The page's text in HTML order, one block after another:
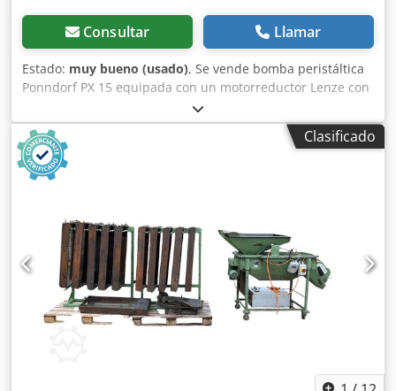
Consultar Llamar
Estado: muy bueno (usado), Se vende bomba peristáltica
Ponndorf PX 15 equipada con un motorreductor Lenze con
control de velocidad variable. Esta bomba está diseñada
para el transporte y dosificación precisos de líquidos,
donde el medio solo entra en contacto con la manguera de
trabajo flexible. Esta solución garantiza el bombeo seguro
de sustancias agresivas, densas y que contienen partículas
acero robusta y se vende como un conjunto completo con
el motorreductor. El estado visual corresponde a las fotos:
presenta los signos normales de uso. Datos técnicos:
Fabricante de la bomba: Ponndorf Handelsgesellschaft
mbH Modelo: PX 15 Número de serie: 3284 Tipo de bomba:
peristáltica (de manguera) Fabricante del motorreductor:
Lenze Tipo de reductor: 11 712 02 10 Relación de
Hanning Elektro-Werke Potencia del motor: 0,37 kW
Clasificado